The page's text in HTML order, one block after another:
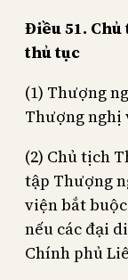
Điều 51.
thủ tục
(1) Thượng
Thượng nghị
(2) Chủ tịch
tập Thượng
viện bắt
nếu các đại
Chính phủ